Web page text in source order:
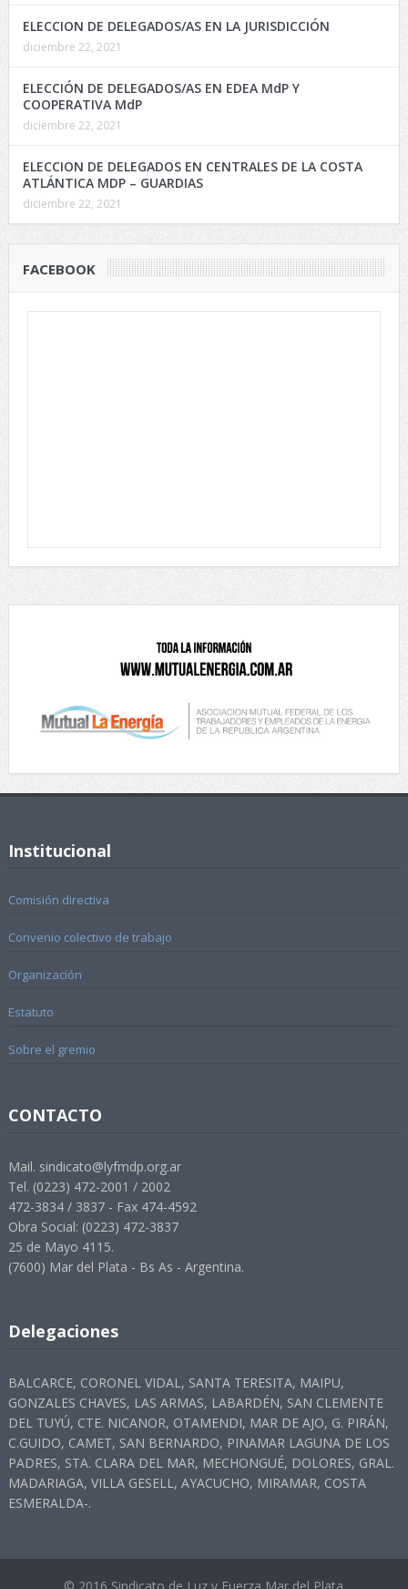
ELECCION DE DELEGADOS/AS EN LA JURISDICCIÓN
diciembre 22, 2021
ELECCIÓN DE DELEGADOS/AS EN EDEA MdP Y
COOPERATIVA MdP
diciembre 22, 2021
ELECCION DE DELEGADOS EN CENTRALES DE LA COSTA
ATLÁNTICA MDP – GUARDIAS
diciembre 22, 2021
FACEBOOK
Institucional
Comisión directiva
Convenio colectivo de trabajo
Organización
Estatuto
Sobre el gremio
CONTACTO
Mail. sindicato@lyfmdp.org.ar
Tel. (0223) 472-2001 / 2002
472-3834 / 3837 - Fax 474-4592
Obra Social: (0223) 472-3837
25 de Mayo 4115.
(7600) Mar del Plata - Bs As - Argentina.
Delegaciones
BALCARCE, CORONEL VIDAL, SANTA TERESITA, MAIPU,
GONZALES CHAVES, LAS ARMAS, LABARDÉN, SAN CLEMENTE
DEL TUYÚ, CTE. NICANOR, OTAMENDI, MAR DE AJO, G. PIRÁN,
C.GUIDO, CAMET, SAN BERNARDO, PINAMAR LAGUNA DE LOS
PADRES, STA. CLARA DEL MAR, MECHONGUÉ, DOLORES, GRAL.
MADARIAGA, VILLA GESELL, AYACUCHO, MIRAMAR, COSTA
ESMERALDA-.